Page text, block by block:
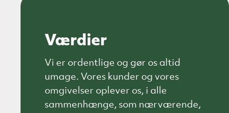
Værdier
Vi er ordentlige og gør os altid
umage. Vores kunder og vores
omgivelser oplever os, i alle
sammenhænge, som nærværende,